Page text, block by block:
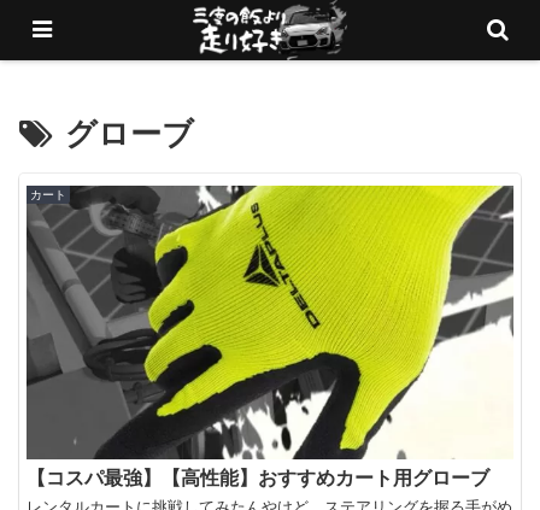
愛車でサーキットを走りまくるブログ
グローブ
カート
【コスパ最強】【高性能】おすすめカート用グローブ